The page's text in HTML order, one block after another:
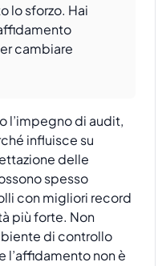
lo sforzo. Hai
cambiare
l’impegno di audit,
influisce su
delle
spesso
con migliori record
più forte. Non
di controllo
l’affidamento non è